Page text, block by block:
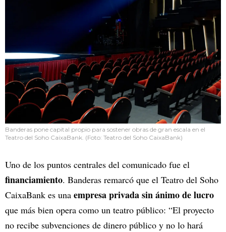
Banderas pone capital propio para sostener obras de gran escala en el
Teatro del Soho CaixaBank. (Foto: Teatro del Soho CaixaBank)
Uno de los puntos centrales del comunicado fue el
financiamiento. Banderas remarcó que el Teatro del Soho
CaixaBank es una empresa privada sin ánimo de lucro
que más bien opera como un teatro público: “El proyecto
no recibe subvenciones de dinero público y no lo hará